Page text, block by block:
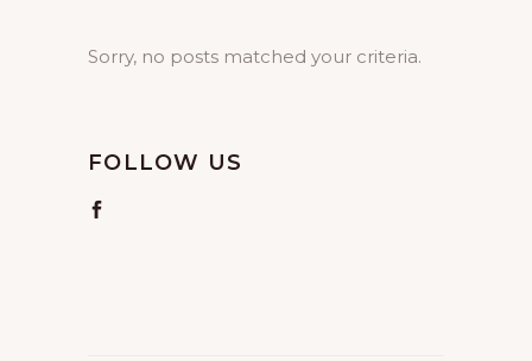
Sorry, no posts matched your criteria.
FOLLOW US